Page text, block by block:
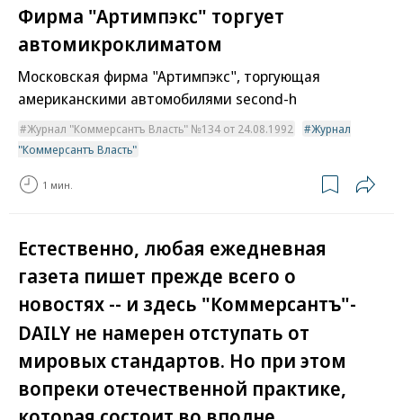
Фирма "Артимпэкс" торгует
автомикроклиматом
Московская фирма "Артимпэкс", торгующая
американскими автомобилями second-h
Журнал "Коммерсантъ Власть" №134 от 24.08.1992
Журнал
"Коммерсантъ Власть"
1 мин.
Естественно, любая ежедневная
газета пишет прежде всего о
новостях -- и здесь "Коммерсантъ"-
DAILY не намерен отступать от
мировых стандартов. Но при этом
вопреки отечественной практике,